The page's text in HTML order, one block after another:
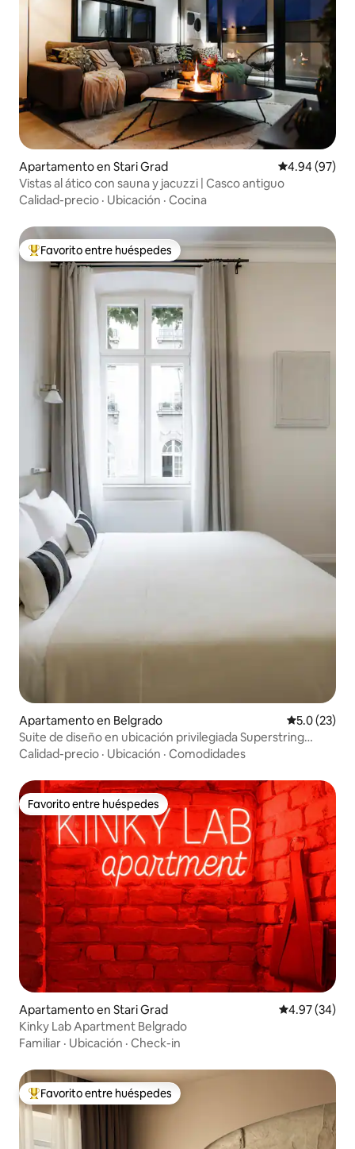
Apartamento en Stari Grad Calificación
4.94 (97)
Vistas al ático con sauna y jacuzzi | Casco antiguo
Calidad-precio · Ubicación · Cocina
Favorito entre huéspedes preferido
Favorito entre huéspedes
Apartamento en Belgrado Calificación
5.0 (23)
Suite de diseño en ubicación privilegiada Superstring
Home
Calidad-precio · Ubicación · Comodidades
Favorito entre huéspedes
Favorito entre huéspedes
Apartamento en Stari Grad Calificación
4.97 (34)
Kinky Lab Apartment Belgrado
Familiar · Ubicación · Check-in
Favorito entre huéspedes preferido
Favorito entre huéspedes